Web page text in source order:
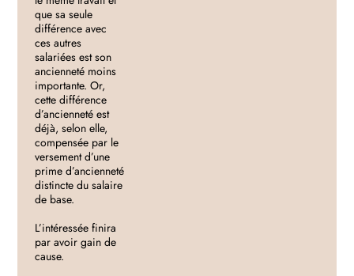
que sa seule
différence avec
ces autres
salariées est son
ancienneté moins
importante. Or,
cette différence
d’ancienneté est
déjà, selon elle,
compensée par le
versement d’une
prime d’ancienneté
distincte du salaire
de base.
L’intéressée finira
par avoir gain de
cause.